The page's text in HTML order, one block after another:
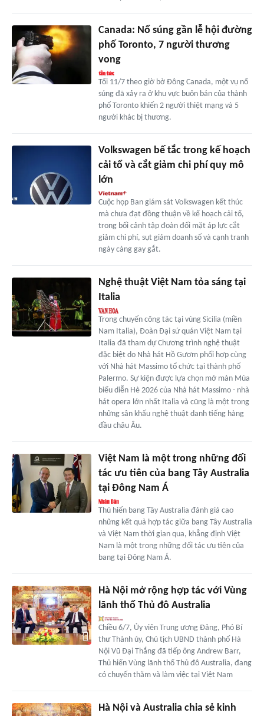
Canada: Nổ súng gần lễ hội đường
phố Toronto, 7 người thương
vong
Tối 11/7 theo giờ bờ Đông Canada, một vụ nổ
súng đã xảy ra ở khu vực buôn bán của thành
phố Toronto khiến 2 người thiệt mạng và 5
người khác bị thương.
Volkswagen bế tắc trong kế hoạch
cải tổ và cắt giảm chi phí quy mô
lớn
Cuộc họp Ban giám sát Volkswagen kết thúc
mà chưa đạt đồng thuận về kế hoạch cải tổ,
trong bối cảnh tập đoàn đối mặt áp lực cắt
giảm chi phí, sụt giảm doanh số và cạnh tranh
ngày càng gay gắt.
Nghệ thuật Việt Nam tỏa sáng tại
Italia
Trong chuyến công tác tại vùng Sicilia (miền
Nam Italia), Đoàn Đại sứ quán Việt Nam tại
Italia đã tham dự Chương trình nghệ thuật
đặc biệt do Nhà hát Hồ Gươm phối hợp cùng
với Nhà hát Massimo tổ chức tại thành phố
Palermo. Sự kiện được lựa chọn mở màn Mùa
biểu diễn Hè 2026 của Nhà hát Massimo - nhà
hát opera lớn nhất Italia và cũng là một trong
những sân khấu nghệ thuật danh tiếng hàng
đầu châu Âu.
Việt Nam là một trong những đối
tác ưu tiên của bang Tây Australia
tại Đông Nam Á
Thủ hiến bang Tây Australia đánh giá cao
những kết quả hợp tác giữa bang Tây Australia
và Việt Nam thời gian qua, khẳng định Việt
Nam là một trong những đối tác ưu tiên của
bang tại Đông Nam Á.
Hà Nội mở rộng hợp tác với Vùng
lãnh thổ Thủ đô Australia
Chiều 6/7, Ủy viên Trung ương Đảng, Phó Bí
thư Thành ủy, Chủ tịch UBND thành phố Hà
Nội Vũ Đại Thắng đã tiếp ông Andrew Barr,
Thủ hiến Vùng lãnh thổ Thủ đô Australia, đang
có chuyến thăm và làm việc tại Việt Nam
Hà Nội và Australia chia sẻ kinh